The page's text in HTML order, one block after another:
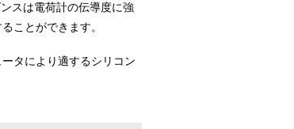
スは電荷計の伝導度に強
ことができます。
タにより適するシリコン